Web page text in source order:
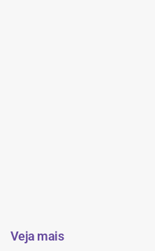
Veja mais